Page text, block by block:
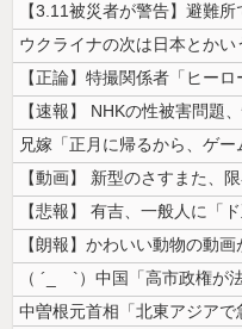
ウクライナの次は日本とか
【速報】 NHKの性被害問題
【動画】 新型のさすまた、
中曽根元首相「北東アジア